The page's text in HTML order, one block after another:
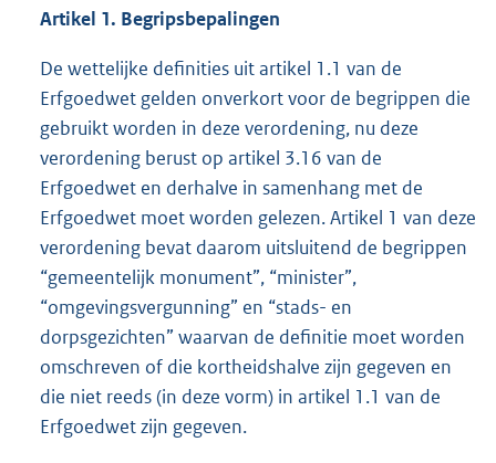
Artikel 1. Begripsbepalingen
De wettelijke definities uit artikel 1.1 van de
Erfgoedwet gelden onverkort voor de begrippen die
gebruikt worden in deze verordening, nu deze
verordening berust op artikel 3.16 van de
Erfgoedwet en derhalve in samenhang met de
Erfgoedwet moet worden gelezen. Artikel 1 van deze
verordening bevat daarom uitsluitend de begrippen
“gemeentelijk monument”, “minister”,
“omgevingsvergunning” en “stads- en
dorpsgezichten” waarvan de definitie moet worden
omschreven of die kortheidshalve zijn gegeven en
die niet reeds (in deze vorm) in artikel 1.1 van de
Erfgoedwet zijn gegeven.